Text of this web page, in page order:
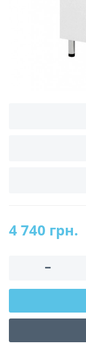
4 740 грн.